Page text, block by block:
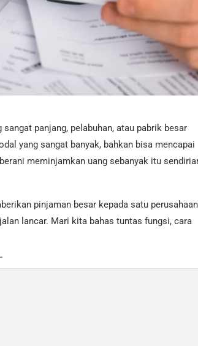
panjang, pelabuhan, atau pabrik besar
yang sangat banyak, bahkan bisa mencapai
meminjamkan uang sebanyak itu
pinjaman besar kepada satu
lancar. Mari kita bahas tuntas fungsi, cara